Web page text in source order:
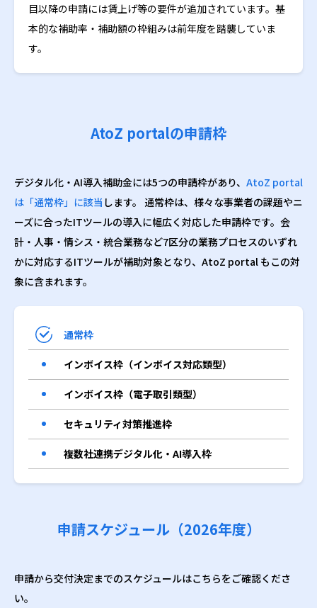
目以降の申請には賃上げ等の要件が追加されています。基
本的な補助率・補助額の枠組みは前年度を踏襲していま
す。
AtoZ portalの申請枠
デジタル化・AI導入補助金には5つの申請枠があり、 AtoZ portal
は「通常枠」に該当 します。 通常枠は、様々な事業者の課題やニ
ーズに合ったITツールの導入に幅広く対応した申請枠です。会
計・人事・情シス・統合業務など7区分の業務プロセスのいずれ
かに対応するITツールが補助対象となり、AtoZ portal もこの対
象に含まれます。
通常枠
インボイス枠（インボイス対応類型）
インボイス枠（電子取引類型）
セキュリティ対策推進枠
複数社連携デジタル化・AI導入枠
申請スケジュール（2026年度）
申請から交付決定までのスケジュールはこちらをご確認くださ
い。